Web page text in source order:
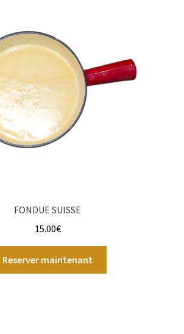
FONDUE SUISSE
15.00€
Reserver maintenant